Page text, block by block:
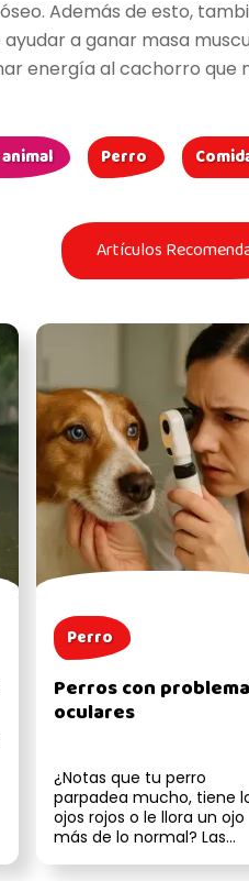
Además de esto,
a ganar masa
energía al cachorro que
Perro
Artículos
Perro
Perros con
oculares
¿Notas que tu perro
parpadea mucho, tiene
ojos rojos o le llora un ojo
más de lo normal? Las